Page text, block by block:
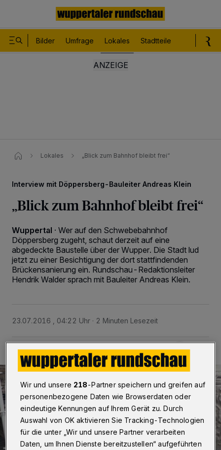
Bilder Umfrage Lokales Stadtteile
Lokales „Blick zum Bahnhof bleibt frei“
Interview mit Döppersberg-Bauleiter Andreas Klein
„Blick zum Bahnhof bleibt frei“
Wuppertal · Wer auf den Schwebebahnhof
Döppersberg zugeht, schaut derzeit auf eine
abgedeckte Baustelle über der Wupper. Die Stadt lud
jetzt zu einer Besichtigung der dort stattfindenden
Brückensanierung ein. Rundschau-Redaktionsleiter
Hendrik Walder sprach mit Bauleiter Andreas Klein.
23.07.2016 , 04:22 Uhr 2 Minuten Lesezeit
Wir und unsere 218-Partner speichern und greifen auf
personenbezogene Daten wie Browserdaten oder
eindeutige Kennungen auf Ihrem Gerät zu. Durch
Auswahl von OK aktivieren Sie Tracking-Technologien
für die unter „Wir und unsere Partner verarbeiten
Daten, um Ihnen Dienste bereitzustellen“ aufgeführten